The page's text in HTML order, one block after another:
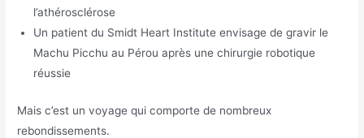
l’athérosclérose
Un patient du Smidt Heart Institute envisage de gravir le
Machu Picchu au Pérou après une chirurgie robotique
réussie
Mais c’est un voyage qui comporte de nombreux
rebondissements.